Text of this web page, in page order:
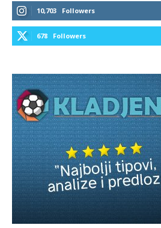
10,703 Followers
678 Followers